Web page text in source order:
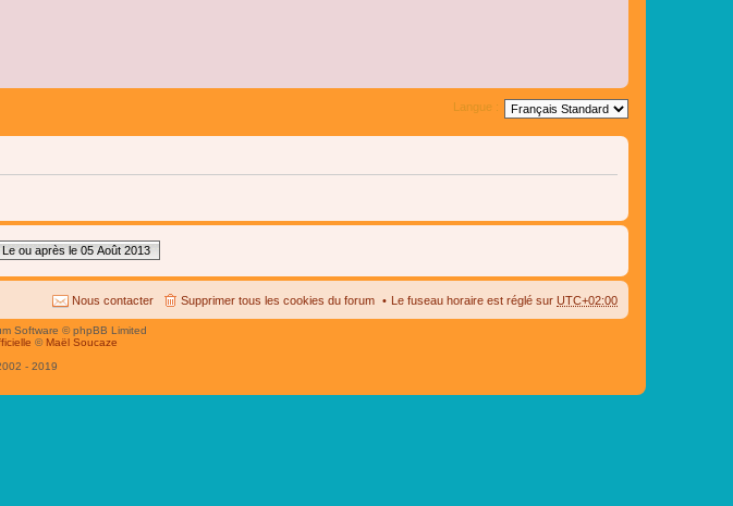
Langue :
Le ou après le 05 Août 2013
Le fuseau horaire est réglé sur UTC+02:00
Supprimer tous les cookies du forum
Nous contacter
Software © phpBB Limited
© Maël Soucaze
- 2019